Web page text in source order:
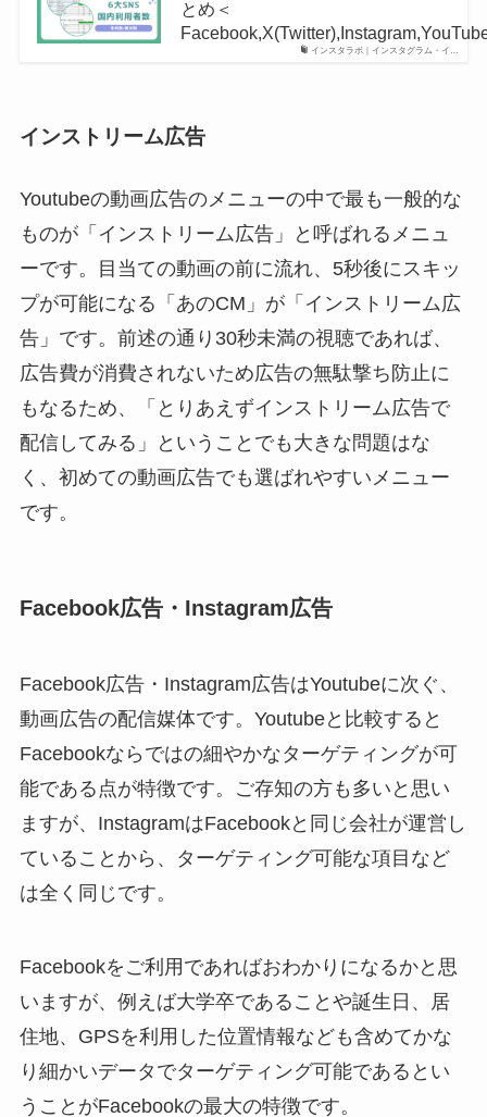
インスタラボ｜インスタグラム・イ…
とめ＜
インストリーム広告
Youtubeの動画広告のメニューの中で最も一般的な
ものが「インストリーム広告」と呼ばれるメニュ
ーです。目当ての動画の前に流れ、5秒後にスキッ
プが可能になる「あのCM」が「インストリーム広
告」です。前述の通り30秒未満の視聴であれば、
広告費が消費されないため広告の無駄撃ち防止に
もなるため、「とりあえずインストリーム広告で
配信してみる」ということでも大きな問題はな
く、初めての動画広告でも選ばれやすいメニュー
です。
Facebook広告・Instagram広告
Facebook広告・Instagram広告はYoutubeに次ぐ、
動画広告の配信媒体です。Youtubeと比較すると
Facebookならではの細やかなターゲティングが可
能である点が特徴です。ご存知の方も多いと思い
ますが、InstagramはFacebookと同じ会社が運営し
ていることから、ターゲティング可能な項目など
は全く同じです。
Facebookをご利用であればおわかりになるかと思
いますが、例えば大学卒であることや誕生日、居
住地、GPSを利用した位置情報なども含めてかな
り細かいデータでターゲティング可能であるとい
うことがFacebookの最大の特徴です。